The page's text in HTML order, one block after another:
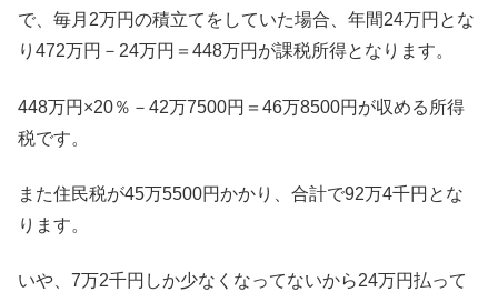
で、毎月2万円の積立てをしていた場合、年間24万円とな
り472万円－24万円＝448万円が課税所得となります。
448万円×20％－42万7500円＝46万8500円が収める所得
税です。
また住民税が45万5500円かかり、合計で92万4千円とな
ります。
いや、7万2千円しか少なくなってないから24万円払って